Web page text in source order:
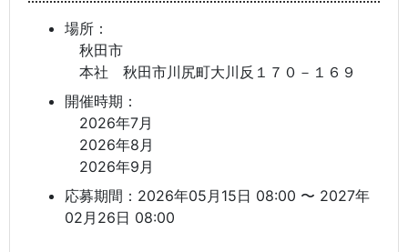
場所：
秋田市
本社 秋田市川尻町大川反１７０－１６９
開催時期：
2026年7月
2026年8月
2026年9月
応募期間：2026年05月15日 08:00 〜 2027年
02月26日 08:00